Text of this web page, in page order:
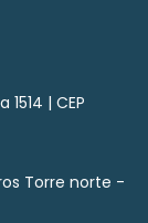
1514 | CEP
Torre norte -